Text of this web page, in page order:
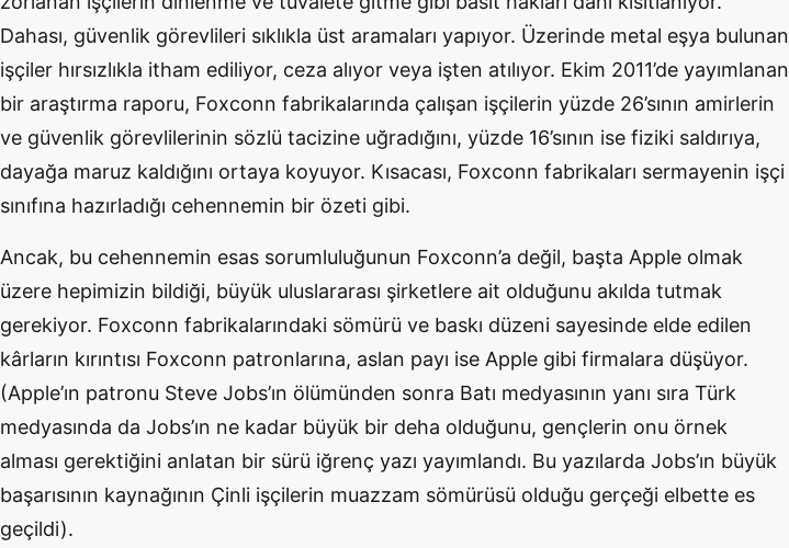
Dahası, güvenlik görevlileri sıklıkla üst aramaları yapıyor. Üzerinde metal eşya bulunan
işçiler hırsızlıkla itham ediliyor, ceza alıyor veya işten atılıyor. Ekim 2011’de yayımlanan
bir araştırma raporu, Foxconn fabrikalarında çalışan işçilerin yüzde 26’sının amirlerin
ve güvenlik görevlilerinin sözlü tacizine uğradığını, yüzde 16’sının ise fiziki saldırıya,
dayağa maruz kaldığını ortaya koyuyor. Kısacası, Foxconn fabrikaları sermayenin işçi
sınıfına hazırladığı cehennemin bir özeti gibi.
Ancak, bu cehennemin esas sorumluluğunun Foxconn’a değil, başta Apple olmak
üzere hepimizin bildiği, büyük uluslararası şirketlere ait olduğunu akılda tutmak
gerekiyor. Foxconn fabrikalarındaki sömürü ve baskı düzeni sayesinde elde edilen
kârların kırıntısı Foxconn patronlarına, aslan payı ise Apple gibi firmalara düşüyor.
(Apple’ın patronu Steve Jobs’ın ölümünden sonra Batı medyasının yanı sıra Türk
medyasında da Jobs’ın ne kadar büyük bir deha olduğunu, gençlerin onu örnek
alması gerektiğini anlatan bir sürü iğrenç yazı yayımlandı. Bu yazılarda Jobs’ın büyük
başarısının kaynağının Çinli işçilerin muazzam sömürüsü olduğu gerçeği elbette es
geçildi).